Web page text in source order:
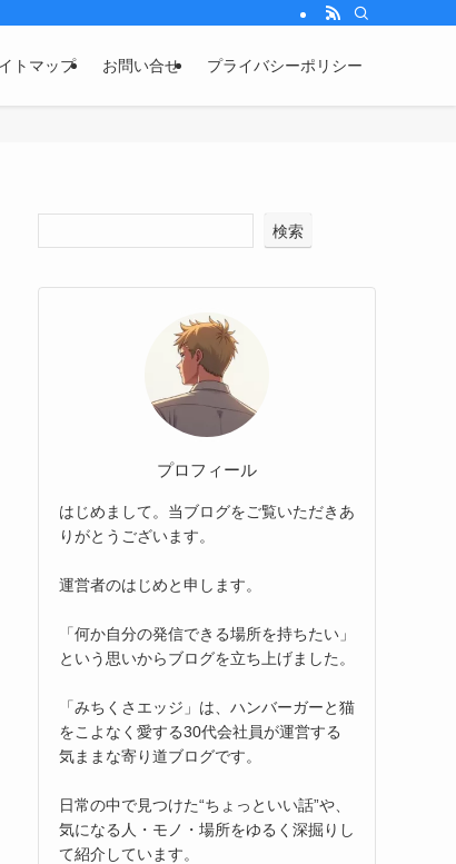
トマップ お問い合せ プライバシーポリシー
検索
プロフィール
はじめまして。当ブログをご覧いただきあ
りがとうございます。
運営者のはじめと申します。
「何か自分の発信できる場所を持ちたい」
という思いからブログを立ち上げました。
「みちくさエッジ」は、ハンバーガーと猫
をこよなく愛する30代会社員が運営する
気ままな寄り道ブログです。
日常の中で見つけた“ちょっといい話”や、
気になる人・モノ・場所をゆるく深掘りし
て紹介しています。